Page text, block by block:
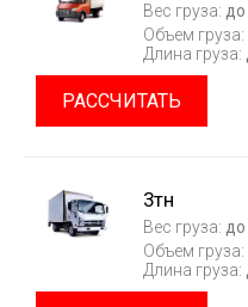
Вес груза: до
Объем груза:
Длина груза:
РАССЧИТАТЬ
3тн
Вес груза: до
Объем груза:
Длина груза: